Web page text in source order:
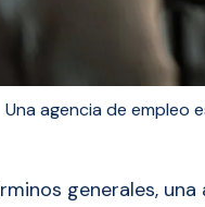
Una agencia de empleo
generales,